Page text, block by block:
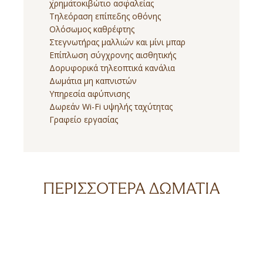
χρηματοκιβώτιο ασφαλείας
Τηλεόραση επίπεδης οθόνης
Ολόσωμος καθρέφτης
Στεγνωτήρας μαλλιών και μίνι μπαρ
Επίπλωση σύγχρονης αισθητικής
Δορυφορικά τηλεοπτικά κανάλια
Δωμάτια μη καπνιστών
Υπηρεσία αφύπνισης
Δωρεάν Wi-Fi υψηλής ταχύτητας
Γραφείο εργασίας
ΠΕΡΙΣΣΌΤΕΡΑ ΔΩΜΆΤΙΑ